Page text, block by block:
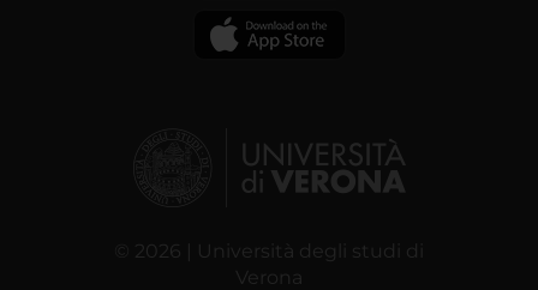
© 2026 | Università degli studi di
Verona